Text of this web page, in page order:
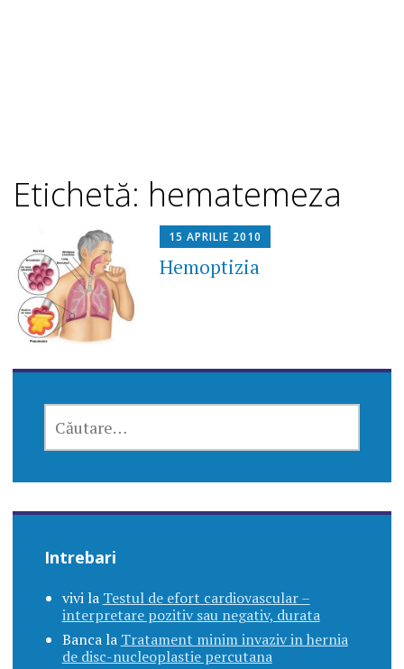
Etichetă: hematemeza
15 APRILIE 2010
Hemoptizia
T
P
Intrebari
vivila Testul de efort cardiovascular –
interpretare pozitiv sau negativ, durata
Bancala Tratament minim invaziv in hernia
de disc-nucleoplastie percutana